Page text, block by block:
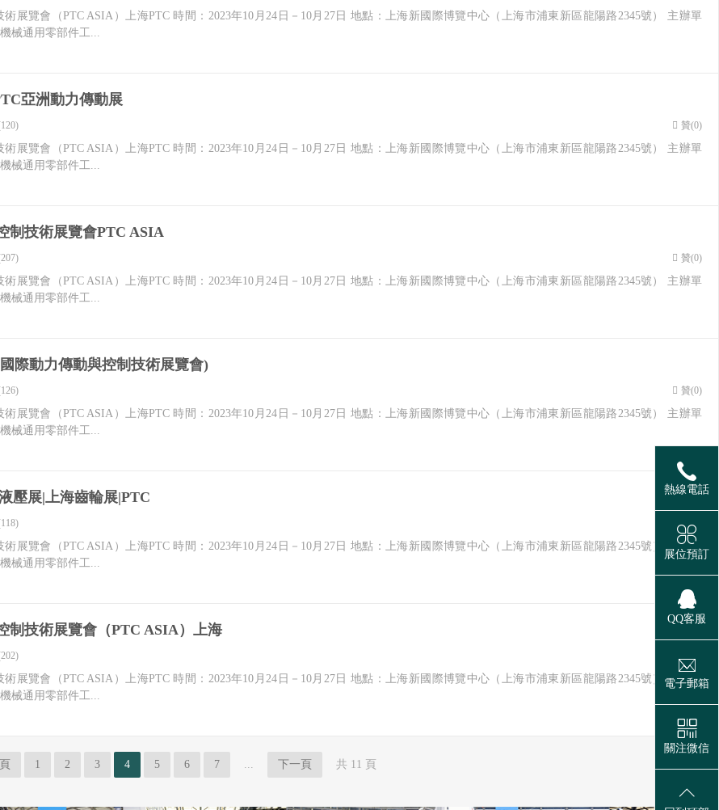
展覽會（PTC ASIA）上海PTC 時間：2023年10月24日－10月27日 地點：上海新國際博覽中心（上海市浦東新區龍陽路2345號） 主辦單
械通用零部件工...
亞洲動力傳動展
贊(0)
展覽會（PTC ASIA）上海PTC 時間：2023年10月24日－10月27日 地點：上海新國際博覽中心（上海市浦東新區龍陽路2345號） 主辦單
械通用零部件工...
制技術展覽會PTC ASIA
贊(0)
展覽會（PTC ASIA）上海PTC 時間：2023年10月24日－10月27日 地點：上海新國際博覽中心（上海市浦東新區龍陽路2345號） 主辦單
械通用零部件工...
際動力傳動與控制技術展覽會)
贊(0)
展覽會（PTC ASIA）上海PTC 時間：2023年10月24日－10月27日 地點：上海新國際博覽中心（上海市浦東新區龍陽路2345號） 主辦單
械通用零部件工...
壓展|上海齒輪展|PTC
贊(0
展覽會（PTC ASIA）上海PTC 時間：2023年10月24日－10月27日 地點：上海新國際博覽中心（上海市浦東新區龍陽路2345號） 主辦單
械通用零部件工...
制技術展覽會（PTC ASIA）上海
展覽會（PTC ASIA）上海PTC 時間：2023年10月24日－10月27日 地點：上海新國際博覽中心（上海市浦東新區龍陽路2345號） 主辦單
械通用零部件工...
1 2 3 4 5 6 7 ... 下一頁 共 11 頁
熱線電話
展位預訂
QQ客服
電子郵箱
關注微信